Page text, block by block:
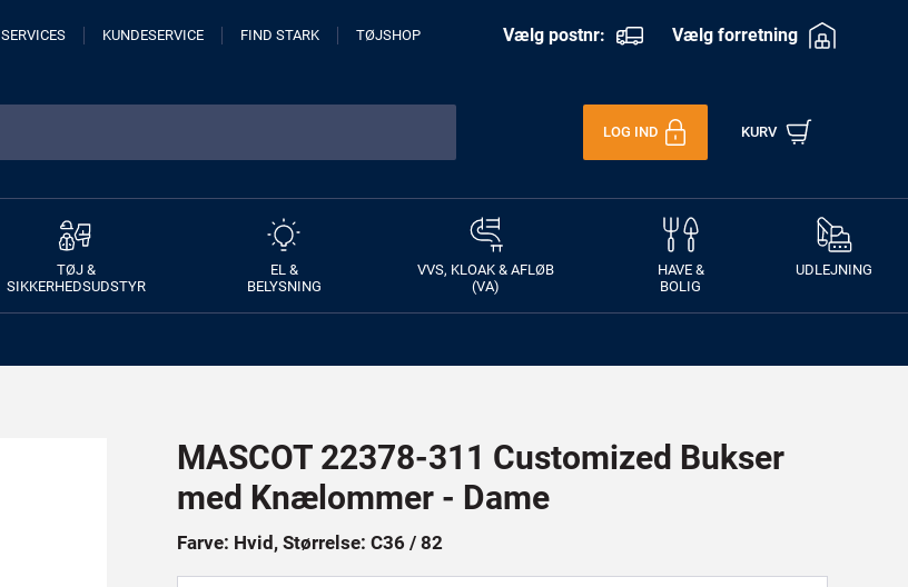
SERVICES KUNDESERVICE FIND STARK TØJSHOP Vælg postnr: Vælg forretning
LOG IND KURV
TØJ &
SIKKERHEDSUDSTYR
EL &
BELYSNING
VVS, KLOAK & AFLØB
(VA)
HAVE &
BOLIG
UDLEJNING
MASCOT 22378-311 Customized Bukser
med Knælommer - Dame
Farve: Hvid, Størrelse: C36 / 82